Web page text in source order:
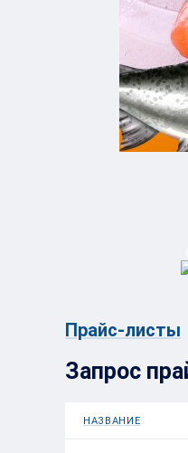
Прайс-листы
Запрос
НАЗВАНИЕ